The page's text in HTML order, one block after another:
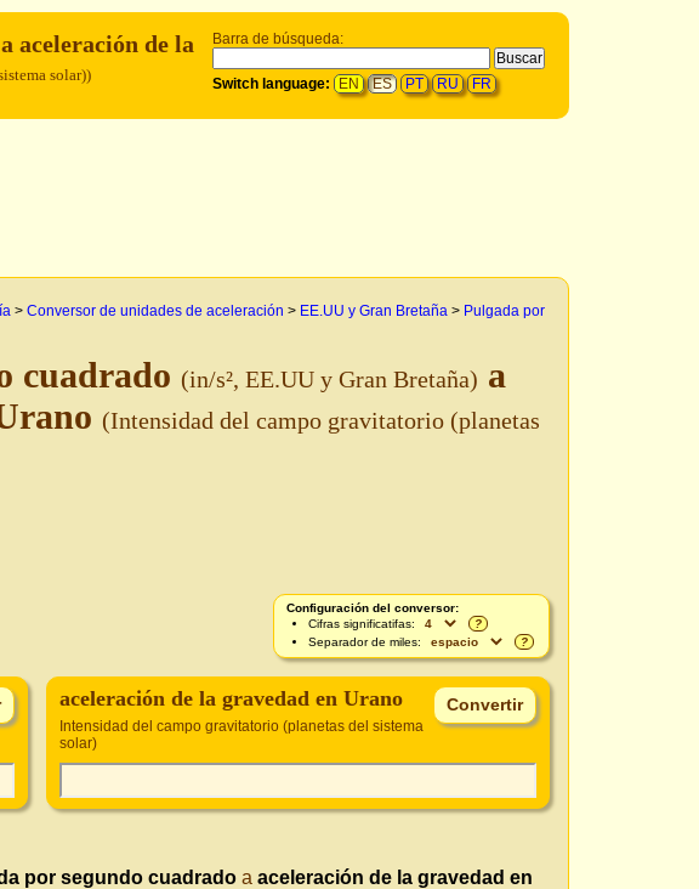
Barra de búsqueda:
Switch language: EN ES PT RU FR
a aceleración de la
solar))
> Conversor de unidades de aceleración > EE.UU y Gran Bretaña > Pulgada por
cuadrado (in/s², EE.UU y Gran Bretaña) a
(Intensidad del campo gravitatorio (planetas
Configuración del conversor:
Cifras significatifas:
?
Separador de miles:
?
aceleración de la gravedad en Urano
Intensidad del campo gravitatorio (planetas del sistema
solar)
por segundo cuadrado a aceleración de la gravedad en